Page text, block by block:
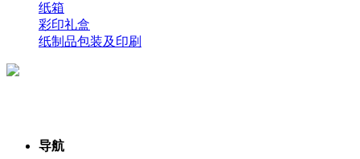
纸箱
彩印礼盒
纸制品包装及印刷
导航